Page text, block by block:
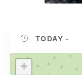
TODAY -
+